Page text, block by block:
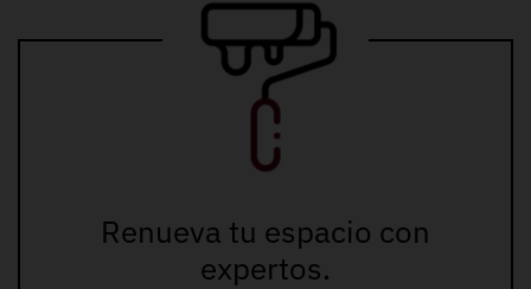
Renueva tu espacio con
expertos.